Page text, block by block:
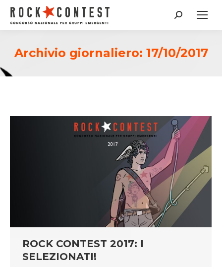
Cerca:
Archivio giornaliero: 17/10/2017
ROCK CONTEST 2017: I
SELEZIONATI!